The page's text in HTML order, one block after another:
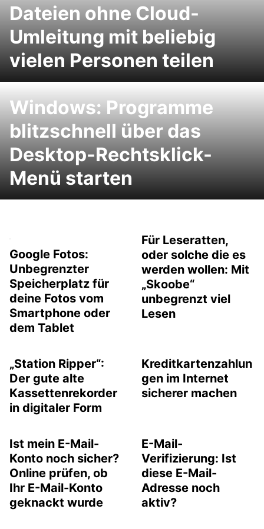
Dateien ohne Cloud-
Umleitung mit beliebig
vielen Personen teilen
Windows: Programme
blitzschnell über das
Desktop-Rechtsklick-
Menü starten
Google Fotos:
Unbegrenzter
Speicherplatz für
deine Fotos vom
Smartphone oder
dem Tablet
Für Leseratten,
oder solche die es
werden wollen: Mit
„Skoobe“
unbegrenzt viel
Lesen
„Station Ripper“:
Der gute alte
Kassettenrekorder
in digitaler Form
Kreditkartenzahlun
gen im Internet
sicherer machen
Ist mein E-Mail-
Konto noch sicher?
Online prüfen, ob
Ihr E-Mail-Konto
geknackt wurde
E-Mail-
Verifizierung: Ist
diese E-Mail-
Adresse noch
aktiv?